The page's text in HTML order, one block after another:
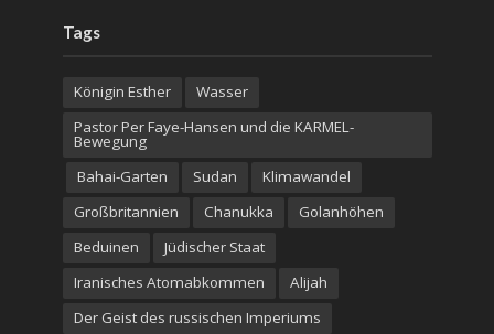
Tags
Königin Esther
Wasser
Pastor Per Faye-Hansen und die KARMEL-
Bewegung
Bahai-Garten
Sudan
Klimawandel
Großbritannien
Chanukka
Golanhöhen
Beduinen
Jüdischer Staat
Iranisches Atomabkommen
Alijah
Der Geist des russischen Imperiums